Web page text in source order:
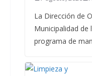
La Dirección de
Municipalidad de
programa de